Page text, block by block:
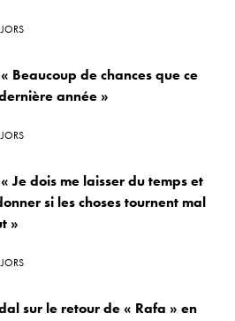
Beaucoup de chances que ce
année »
Je dois me laisser du temps et
si les choses tournent mal
»
sur le retour de « Rafa » en